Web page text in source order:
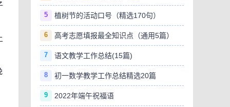
5 植树节的活动口号（精选170句）
6 高考志愿填报最全知识点（通用5篇）
7 语文教学工作总结(15篇)
8 初一数学教学工作总结精选20篇
9 2022年端午祝福语